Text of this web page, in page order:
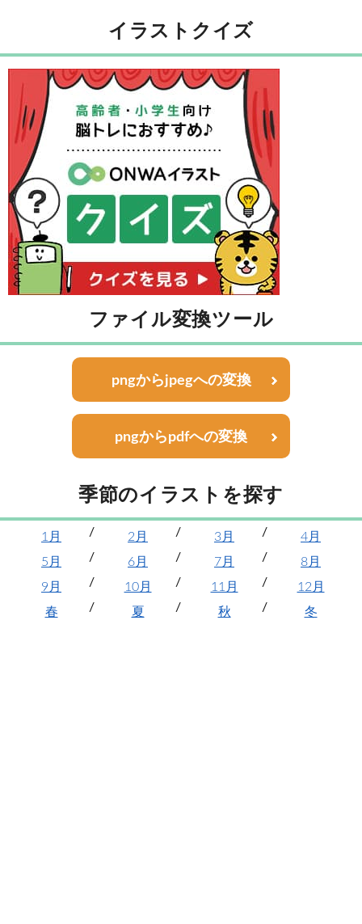
イラストクイズ
ファイル変換ツール
pngからjpegへの変換
pngからpdfへの変換
季節のイラストを探す
1月 2月 3月
4月
5月
6月 7月
8月
9月
10月 11月
12月
春
夏 秋 冬